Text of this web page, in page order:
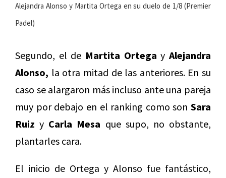
Alejandra Alonso y Martita Ortega en su duelo de 1/8 (Premier
Padel)
Segundo, el de Martita Ortega yAlejandra
Alonso, la otra mitad de las anteriores. En su
caso se alargaron más incluso ante una pareja
muy por debajo en el ranking como son Sara
Ruiz y Carla Mesa que supo, no obstante,
plantarles cara.
El inicio de Ortega y Alonso fue fantástico,